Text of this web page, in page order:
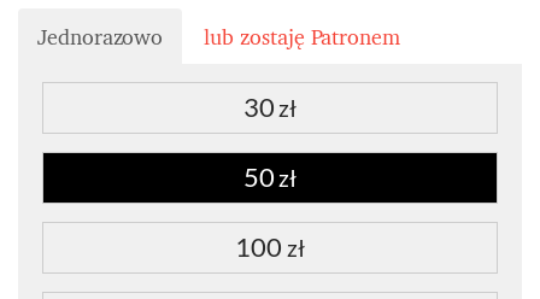
Jednorazowo
lub zostaję Patronem
30 zł
50 zł
100 zł